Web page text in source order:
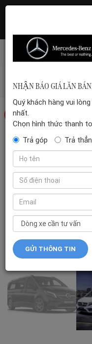
AMG
-6%
NHẬN BÁO GIÁ LĂN
Quý khách hàng vui
nhất.
Chọn hình thức thanh
Trả góp
Trả